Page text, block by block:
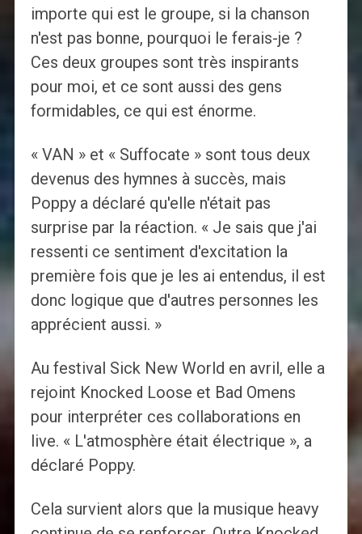
importe qui est le groupe, si la chanson
n'est pas bonne, pourquoi le ferais-je ?
Ces deux groupes sont très inspirants
pour moi, et ce sont aussi des gens
formidables, ce qui est énorme.
« VAN » et « Suffocate » sont tous deux
devenus des hymnes à succès, mais
Poppy a déclaré qu'elle n'était pas
surprise par la réaction. « Je sais que j'ai
ressenti ce sentiment d'excitation la
première fois que je les ai entendus, il est
donc logique que d'autres personnes les
apprécient aussi. »
Au festival Sick New World en avril, elle a
rejoint Knocked Loose et Bad Omens
pour interpréter ces collaborations en
live. « L'atmosphère était électrique », a
déclaré Poppy.
Cela survient alors que la musique heavy